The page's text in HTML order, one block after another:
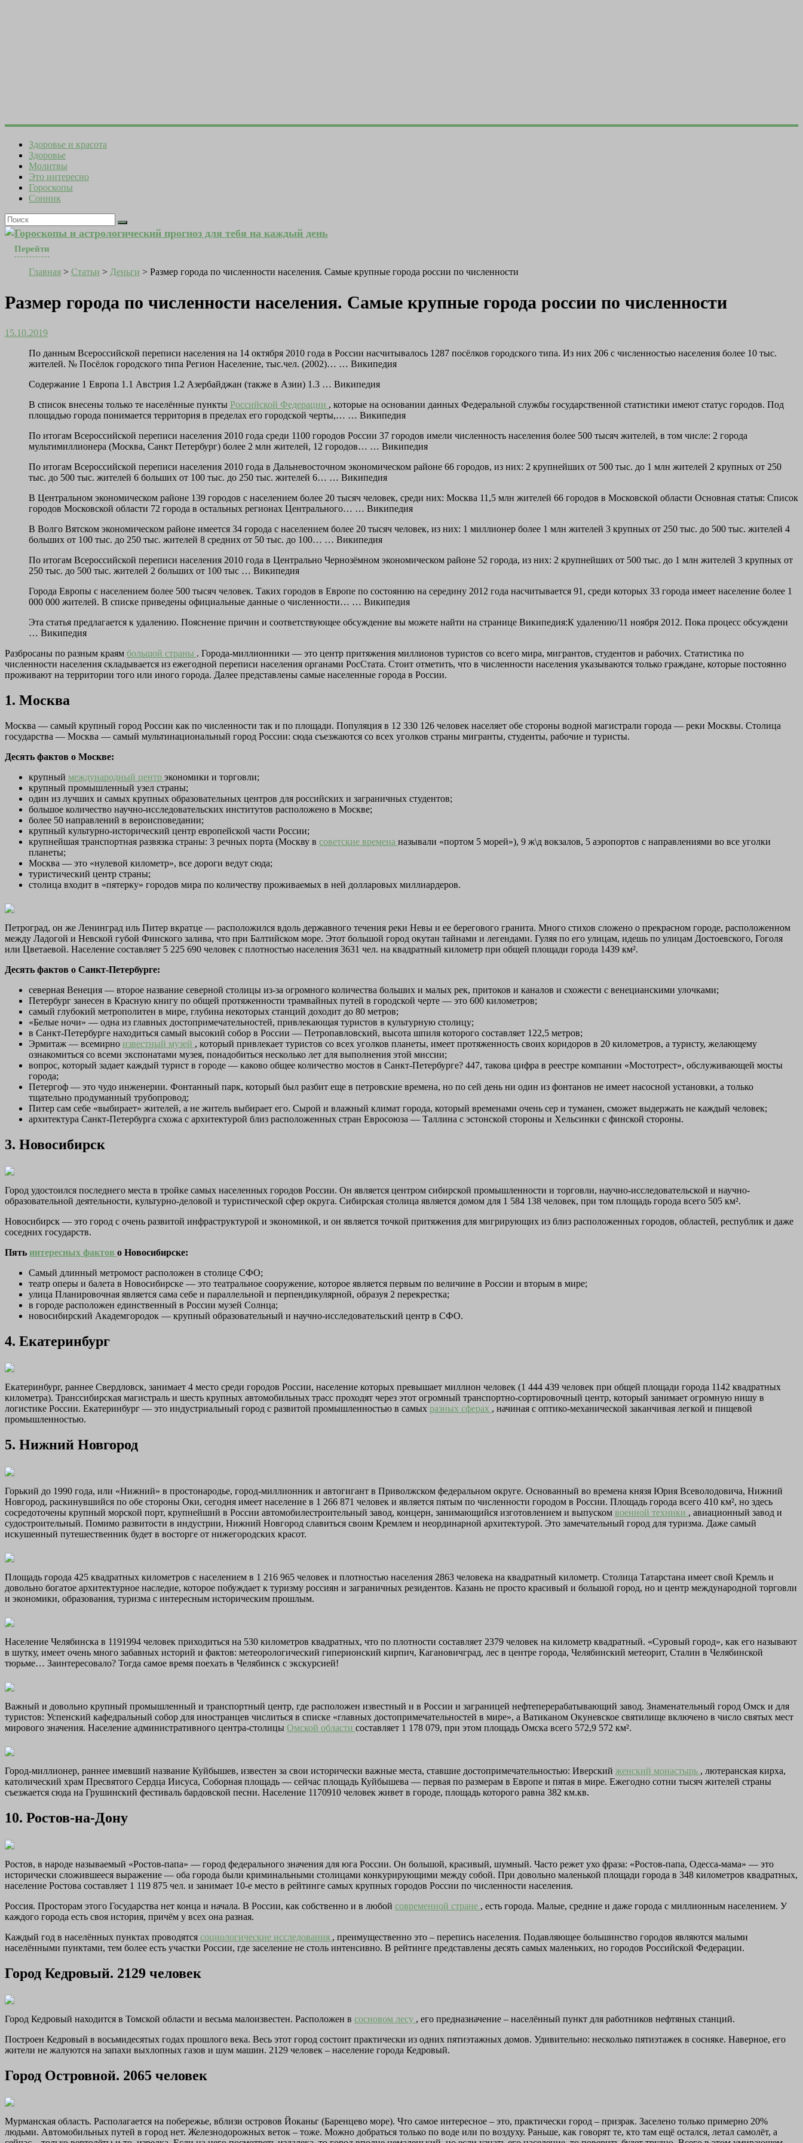
Здоровье и красота
Здоровье
Молитвы
Это интересно
Гороскопы
Сонник
Гороскопы и астрологический прогноз для тебя на каждый день
Перейти
Главная > Статьи > Деньги > Размер города по численности населения. Самые крупные города россии по численности
Размер города по численности населения. Самые крупные города россии по численности
15.10.2019
По данным Всероссийской переписи населения на 14 октября 2010 года в России насчитывалось 1287 посёлков городского типа. Из них 206 с численностью населения более 10 тыс.
жителей. № Посёлок городского типа Регион Население, тыс.чел. (2002)… … Википедия
Содержание 1 Европа 1.1 Австрия 1.2 Азербайджан (также в Азии) 1.3 … Википедия
В список внесены только те населённые пункты Российской Федерации , которые на основании данных Федеральной службы государственной статистики имеют статус городов. Под
площадью города понимается территория в пределах его городской черты,… … Википедия
По итогам Всероссийской переписи населения 2010 года cреди 1100 городов России 37 городов имели численность населения более 500 тысяч жителей, в том числе: 2 города
мультимиллионера (Москва, Санкт Петербург) более 2 млн жителей, 12 городов… … Википедия
По итогам Всероссийской переписи населения 2010 года в Дальневосточном экономическом районе 66 городов, из них: 2 крупнейших от 500 тыс. до 1 млн жителей 2 крупных от 250
тыс. до 500 тыс. жителей 6 больших от 100 тыс. до 250 тыс. жителей 6… … Википедия
В Центральном экономическом районе 139 городов с населением более 20 тысяч человек, среди них: Москва 11,5 млн жителей 66 городов в Московской области Основная статья: Список
городов Московской области 72 города в остальных регионах Центрального… … Википедия
В Волго Вятском экономическом районе имеется 34 города с населением более 20 тысяч человек, из них: 1 миллионер более 1 млн жителей 3 крупных от 250 тыс. до 500 тыс. жителей 4
больших от 100 тыс. до 250 тыс. жителей 8 средних от 50 тыс. до 100… … Википедия
По итогам Всероссийской переписи населения 2010 года в Центрально Чернозёмном экономическом районе 52 города, из них: 2 крупнейших от 500 тыс. до 1 млн жителей 3 крупных от
250 тыс. до 500 тыс. жителей 2 больших от 100 тыс … Википедия
Города Европы с населением более 500 тысяч человек. Таких городов в Европе по состоянию на середину 2012 года насчитывается 91, среди которых 33 города имеет население более 1
000 000 жителей. В списке приведены официальные данные о численности… … Википедия
Эта статья предлагается к удалению. Пояснение причин и соответствующее обсуждение вы можете найти на странице Википедия:К удалению/11 ноября 2012. Пока процесс обсуждени
… Википедия
Разбросаны по разным краям большой страны . Города-миллионники — это центр притяжения миллионов туристов со всего мира, мигрантов, студентов и рабочих. Статистика по
численности населения складывается из ежегодной переписи населения органами РосСтата. Стоит отметить, что в численности населения указываются только граждане, которые постоянно
проживают на территории того или иного города. Далее представлены самые населенные города в России.
1. Москва
Москва — самый крупный город России как по численности так и по площади. Популяция в 12 330 126 человек населяет обе стороны водной магистрали города — реки Москвы. Столица
государства — Москва — самый мультинациональный город России: сюда съезжаются со всех уголков страны мигранты, студенты, рабочие и туристы.
Десять фактов о Москве:
крупный международный центр экономики и торговли;
крупный промышленный узел страны;
один из лучших и самых крупных образовательных центров для российских и заграничных студентов;
большое количество научно-исследовательских институтов расположено в Москве;
более 50 направлений в вероисповедании;
крупный культурно-исторический центр европейской части России;
крупнейшая транспортная развязка страны: 3 речных порта (Москву в советские времена называли «портом 5 морей»), 9 ж\д вокзалов, 5 аэропортов с направлениями во все уголки
планеты;
Москва — это «нулевой километр», все дороги ведут сюда;
туристический центр страны;
столица входит в «пятерку» городов мира по количеству проживаемых в ней долларовых миллиардеров.
Петроград, он же Ленинград иль Питер вкратце — расположился вдоль державного течения реки Невы и ее берегового гранита. Много стихов сложено о прекрасном городе, расположенном
между Ладогой и Невской губой Финского залива, что при Балтийском море. Этот большой город окутан тайнами и легендами. Гуляя по его улицам, идешь по улицам Достоевского, Гоголя
или Цветаевой. Население составляет 5 225 690 человек с плотностью населения 3631 чел. на квадратный километр при общей площади города 1439 км².
Десять фактов о Санкт-Петербурге:
северная Венеция — второе название северной столицы из-за огромного количества больших и малых рек, притоков и каналов и схожести с венецианскими улочками;
Петербург занесен в Красную книгу по общей протяженности трамвайных путей в городской черте — это 600 километров;
самый глубокий метрополитен в мире, глубина некоторых станций доходит до 80 метров;
«Белые ночи» — одна из главных достопримечательностей, привлекающая туристов в культурную столицу;
в Санкт-Петербурге находиться самый высокий собор в России — Петропавловский, высота шпиля которого составляет 122,5 метров;
Эрмитаж — всемирно известный музей , который привлекает туристов со всех уголков планеты, имеет протяженность своих коридоров в 20 километров, а туристу, желающему
ознакомиться со всеми экспонатами музея, понадобиться несколько лет для выполнения этой миссии;
вопрос, который задает каждый турист в городе — каково общее количество мостов в Санкт-Петербурге? 447, такова цифра в реестре компании «Мостотрест», обслуживающей мосты
города;
Петергоф — это чудо инженерии. Фонтанный парк, который был разбит еще в петровские времена, но по сей день ни один из фонтанов не имеет насосной установки, а только
тщательно продуманный трубопровод;
Питер сам себе «выбирает» жителей, а не житель выбирает его. Сырой и влажный климат города, который временами очень сер и туманен, сможет выдержать не каждый человек;
архитектура Санкт-Петербурга схожа с архитектурой близ расположенных стран Евросоюза — Таллина с эстонской стороны и Хельсинки с финской стороны.
3. Новосибирск
Город удостоился последнего места в тройке самых населенных городов России. Он является центром сибирской промышленности и торговли, научно-исследовательской и научно-
образовательной деятельности, культурно-деловой и туристической сфер округа. Сибирская столица является домом для 1 584 138 человек, при том площадь города всего 505 км².
Новосибирск — это город с очень развитой инфраструктурой и экономикой, и он является точкой притяжения для мигрирующих из близ расположенных городов, областей, республик и даже
соседних государств.
Пять интересных фактов о Новосибирске:
Самый длинный метромост расположен в столице СФО;
театр оперы и балета в Новосибирске — это театральное сооружение, которое является первым по величине в России и вторым в мире;
улица Планировочная является сама себе и параллельной и перпендикулярной, образуя 2 перекрестка;
в городе расположен единственный в России музей Солнца;
новосибирский Академгородок — крупный образовательный и научно-исследовательский центр в СФО.
4. Екатеринбург
Екатеринбург, раннее Свердловск, занимает 4 место среди городов России, население которых превышает миллион человек (1 444 439 человек при общей площади города 1142 квадратных
километра). Транссибирская магистраль и шесть крупных автомобильных трасс проходят через этот огромный транспортно-сортировочный центр, который занимает огромную нишу в
логистике России. Екатеринбург — это индустриальный город с развитой промышленностью в самых разных сферах , начиная с оптико-механической заканчивая легкой и пищевой
промышленностью.
5. Нижний Новгород
Горький до 1990 года, или «Нижний» в простонародье, город-миллионник и автогигант в Приволжском федеральном округе. Основанный во времена князя Юрия Всеволодовича, Нижний
Новгород, раскинувшийся по обе стороны Оки, сегодня имеет население в 1 266 871 человек и является пятым по численности городом в России. Площадь города всего 410 км², но здесь
сосредоточены крупный морской порт, крупнейший в России автомобилестроительный завод, концерн, занимающийся изготовлением и выпуском военной техники , авиационный завод и
судостроительный. Помимо развитости в индустрии, Нижний Новгород славиться своим Кремлем и неординарной архитектурой. Это замечательный город для туризма. Даже самый
искушенный путешественник будет в восторге от нижегородских красот.
Площадь города 425 квадратных километров с населением в 1 216 965 человек и плотностью населения 2863 человека на квадратный километр. Столица Татарстана имеет свой Кремль и
довольно богатое архитектурное наследие, которое побуждает к туризму россиян и заграничных резидентов. Казань не просто красивый и большой город, но и центр международной торговли
и экономики, образования, туризма с интересным историческим прошлым.
Население Челябинска в 1191994 человек приходиться на 530 километров квадратных, что по плотности составляет 2379 человек на километр квадратный. «Суровый город», как его называют
в шутку, имеет очень много забавных историй и фактов: метеорологический гиперионский кирпич, Кагановичград, лес в центре города, Челябинский метеорит, Сталин в Челябинской
тюрьме… Заинтересовало? Тогда самое время поехать в Челябинск с экскурсией!
Важный и довольно крупный промышленный и транспортный центр, где расположен известный и в России и заграницей нефтеперерабатывающий завод. Знаменательный город Омск и для
туристов: Успенский кафедральный собор для иностранцев числиться в списке «главных достопримечательностей в мире», а Ватиканом Окуневское святилище включено в число святых мест
мирового значения. Население административного центра-столицы Омской области составляет 1 178 079, при этом площадь Омска всего 572,9 572 км².
Город-миллионер, раннее имевший название Куйбышев, известен за свои исторически важные места, ставшие достопримечательностью: Иверский женский монастырь , лютеранская кирха,
католический храм Пресвятого Сердца Иисуса, Соборная площадь — сейчас площадь Куйбышева — первая по размерам в Европе и пятая в мире. Ежегодно сотни тысяч жителей страны
съезжается сюда на Грушинский фестиваль бардовской песни. Население 1170910 человек живет в городе, площадь которого равна 382 км.кв.
10. Ростов-на-Дону
Ростов, в народе называемый «Ростов-папа» — город федерального значения для юга России. Он большой, красивый, шумный. Часто режет ухо фраза: «Ростов-папа, Одесса-мама» — это
исторически сложившееся выражение — оба города были криминальными столицами конкурирующими между собой. При довольно маленькой площади города в 348 километров квадратных,
население Ростова составляет 1 119 875 чел. и занимает 10-е место в рейтинге самых крупных городов России по численности населения.
Россия. Просторам этого Государства нет конца и начала. В России, как собственно и в любой современной стране , есть города. Малые, средние и даже города с миллионным населением. У
каждого города есть своя история, причём у всех она разная.
Каждый год в населённых пунктах проводятся социологические исследования , преимущественно это – перепись населения. Подавляющее большинство городов являются малыми
населёнными пунктами, тем более есть участки России, где заселение не столь интенсивно. В рейтинге представлены десять самых маленьких, но городов Российской Федерации.
Город Кедровый. 2129 человек
Город Кедровый находится в Томской области и весьма малоизвестен. Расположен в сосновом лесу , его предназначение – населённый пункт для работников нефтяных станций.
Построен Кедровый в восьмидесятых годах прошлого века. Весь этот город состоит практически из одних пятиэтажных домов. Удивительно: несколько пятиэтажек в сосняке. Наверное, его
жители не жалуются на запахи выхлопных газов и шум машин. 2129 человек – население города Кедровый.
Город Островной. 2065 человек
Мурманская область. Располагается на побережье, вблизи островов Йоканьг (Баренцево море). Что самое интересное – это, практически город – призрак. Заселено только примерно 20%
людьми. Автомобильных путей в город нет. Железнодорожных веток – тоже. Можно добраться только по воде или по воздуху. Раньше, как говорят те, кто там ещё остался, летал самолёт, а